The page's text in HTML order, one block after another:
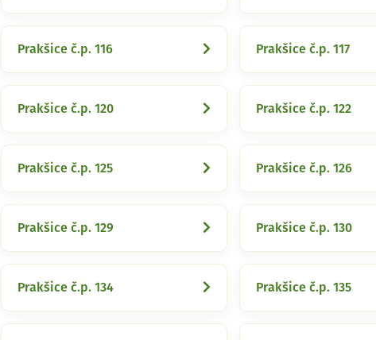
Prakšice č.p. 116 Prakšice č.p. 117
Prakšice č.p. 120 Prakšice č.p. 122
Prakšice č.p. 125 Prakšice č.p. 126
Prakšice č.p. 129 Prakšice č.p. 130
Prakšice č.p. 134 Prakšice č.p. 135